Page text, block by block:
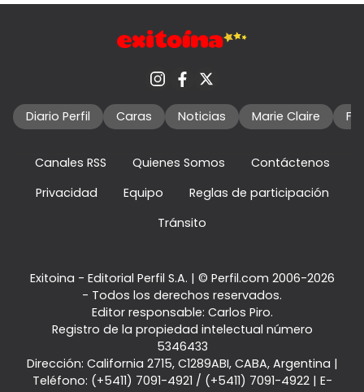
Diario Perfil Caras Noticias Marie Claire
Canales RSS Quienes Somos
Contáctenos
Privacidad
Equipo
Reglas de participación
Tránsito
Exitoina - Editorial Perfil S.A. | © Perfil.com 2006-2026
- Todos los derechos reservados.
Editor responsable: Carlos Piro.
Registro de la propiedad intelectual número
5346433
Dirección: California 2715, C1289ABI, CABA, Argentina |
Teléfono: (+5411) 7091-4921 / (+5411) 7091-4922| E-